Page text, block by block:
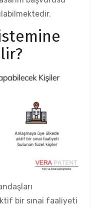
bir sınai faaliyeti